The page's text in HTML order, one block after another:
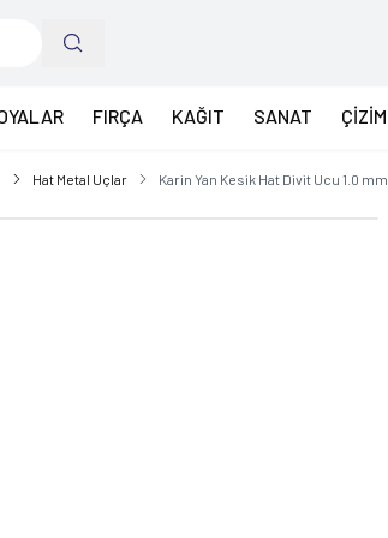
FIRÇA KAĞIT SANAT ÇİZİM
Hat Metal Uçlar Karin Yan Kesik Hat Divit Ucu 1.0 mm